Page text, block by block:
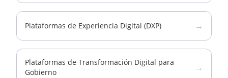
Plataformas de Experiencia Digital (DXP) →
Plataformas de Transformación Digital para
Gobierno
→